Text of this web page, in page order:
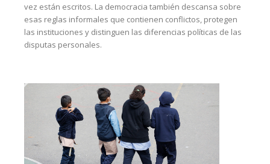
vez están escritos. La democracia también descansa sobre
esas reglas informales que contienen conflictos, protegen
las instituciones y distinguen las diferencias políticas de las
disputas personales.